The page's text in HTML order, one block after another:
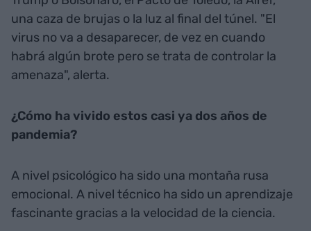
una caza de brujas o la luz al final del túnel. "El
virus no va a desaparecer, de vez en cuando
habrá algún brote pero se trata de controlar la
amenaza", alerta.
¿Cómo ha vivido estos casi ya dos años de
pandemia?
A nivel psicológico ha sido una montaña rusa
emocional. A nivel técnico ha sido un aprendizaje
fascinante gracias a la velocidad de la ciencia.